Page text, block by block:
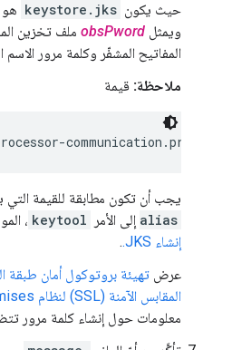
حيث يكون keystore.jks هو
ويمثل obsPword ملف تخزين
المفاتيح المشفّر وكلمة مرور الاسم
ملاحظة: قيمة
يجب أن تكون مطابقة للقيمة التي
alias إلى الأمر keytool ،
إنشاء JKS.
.
عرض
المقابس الآمنة (SSL) لنظام Edge On Premises
معلومات حول إنشاء كلمة مرور